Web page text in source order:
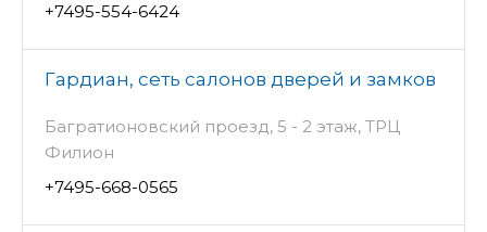
+7495-554-6424
Гардиан, сеть салонов дверей и замков
Багратионовский проезд, 5 - 2 этаж, ТРЦ
Филион
+7495-668-0565